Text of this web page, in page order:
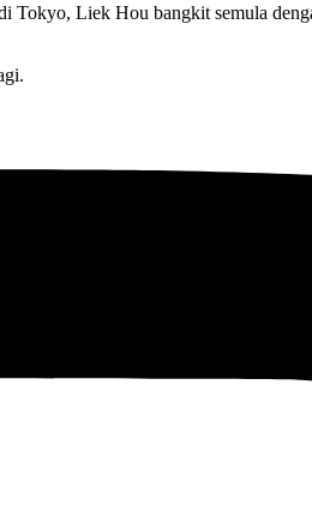
Liek Hou bangkit semula